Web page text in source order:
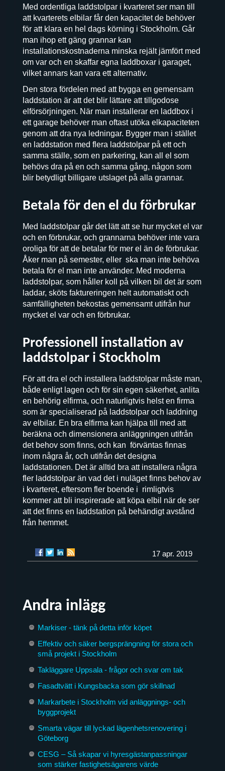
Med ordentliga laddstolpar i kvarteret ser man till
att kvarterets elbilar får den kapacitet de behöver
för att klara en hel dags körning i Stockholm. Går
man ihop ett gäng grannar kan
installationskostnaderna minska rejält jämfört med
om var och en skaffar egna laddboxar i garaget,
vilket annars kan vara ett alternativ.
Den stora fördelen med att bygga en gemensam
laddstation är att det blir lättare att tillgodose
elförsörjningen. När man installerar en laddbox i
ett garage behöver man oftast utöka elkapaciteten
genom att dra nya ledningar. Bygger man i stället
en laddstation med flera laddstolpar på ett och
samma ställe, som en parkering, kan all el som
behövs dra på en och samma gång, någon som
blir betydligt billigare utslaget på alla grannar.
Betala för den el du förbrukar
Med laddstolpar går det lätt att se hur mycket el var
och en förbrukar, och grannarna behöver inte vara
oroliga för att de betalar för mer el än de förbrukar.
Åker man på semester, eller ska man inte behöva
betala för el man inte använder. Med moderna
laddstolpar, som håller koll på vilken bil det är som
laddar, sköts faktureringen helt automatiskt och
samfälligheten bekostas gemensamt utifrån hur
mycket el var och en förbrukar.
Professionell installation av
laddstolpar i Stockholm
För att dra el och installera laddstolpar måste man,
både enligt lagen och för sin egen säkerhet, anlita
en behörig elfirma, och naturligtvis helst en firma
som är specialiserad på laddstolpar och laddning
av elbilar. En bra elfirma kan hjälpa till med att
beräkna och dimensionera anläggningen utifrån
det behov som finns, och kan förväntas finnas
inom några år, och utifrån det designa
laddstationen. Det är alltid bra att installera några
fler laddstolpar än vad det i nuläget finns behov av
i kvarteret, eftersom fler boende i rimligtvis
kommer att bli inspirerade att köpa elbil när de ser
att det finns en laddstation på behändigt avstånd
från hemmet.
17 apr. 2019
Andra inlägg
Markiser - tänk på detta inför köpet
Effektiv och säker bergsprängning för stora och
små projekt i Stockholm
Takläggare Uppsala - frågor och svar om tak
Fasadtvätt i Kungsbacka som gör skillnad
Markarbete i Stockholm vid anläggnings- och
byggprojekt
Smarta vägar till lyckad lägenhetsrenovering i
Göteborg
CESG – Så skapar vi hyresgästanpassningar
som stärker fastighetsägarens värde